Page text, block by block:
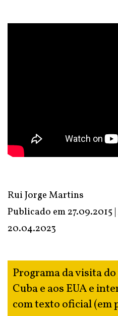
Rui Jorge Martins
Publicado em 27.09.2015
20.04.2023
Programa da visita
Cuba e aos EUA e
com texto oficial (em